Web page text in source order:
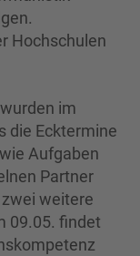
Hochschulen
im
die Ecktermine
Aufgaben
Partner
weitere
09.05. findet